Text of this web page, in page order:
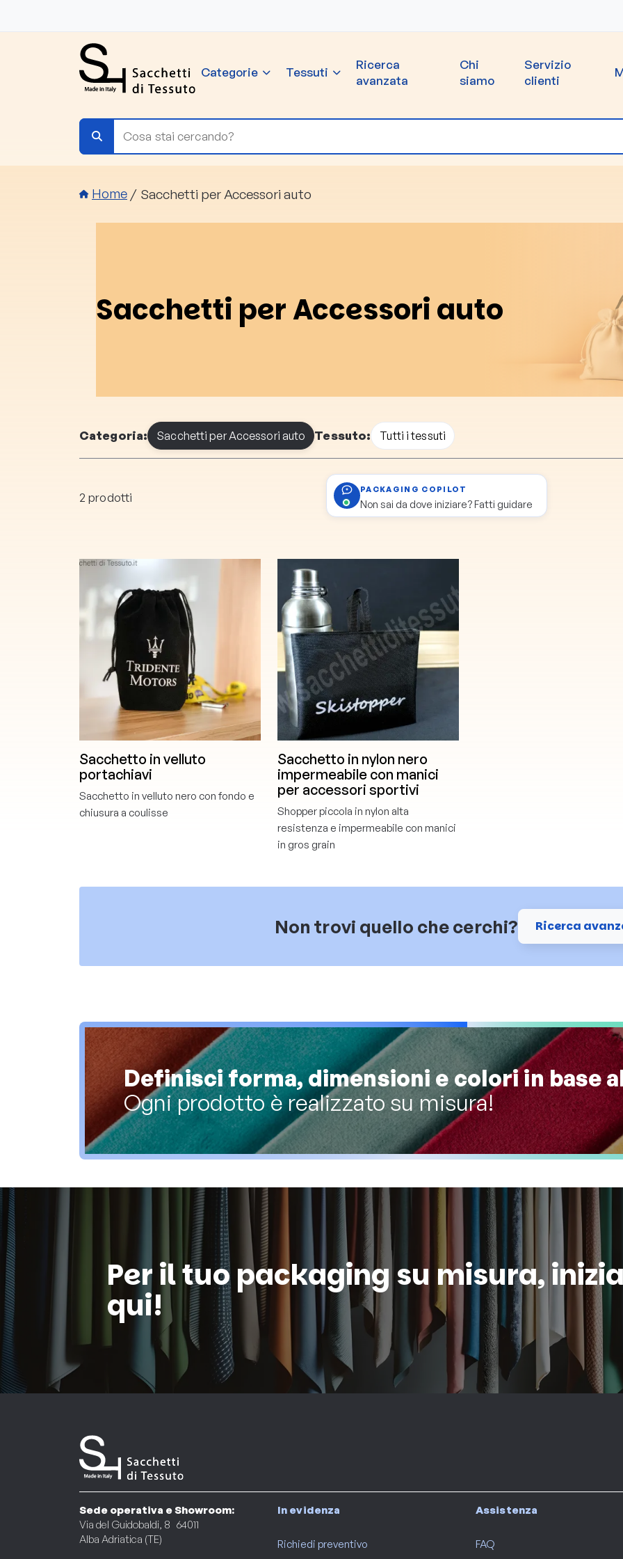
Categorie Tessuti
Ricerca
avanzata
Chi
siamo
Servizio
clienti
Briciole di pane
Home Sacchetti per Accessori auto
Sacchetti per Accessori auto
Categoria: Sacchetti per Accessori auto Tessuto: Tutti i tessuti
2 prodotti
PACKAGING COPILOT
Non sai da dove iniziare? Fatti guidare
Sacchetto in velluto
portachiavi
Sacchetto in velluto nero con fondo e
chiusura a coulisse
Sacchetto in nylon nero
impermeabile con manici
per accessori sportivi
Shopper piccola in nylon alta
resistenza e impermeabile con manici
in gros grain
Non trovi quello che cerchi? Ricerca
Definisci forma, dimensioni e colori in base
Ogni prodotto è realizzato su misura!
Per il tuo packaging su misura,
qui!
Sede operativa e Showroom:
Via del Guidobaldi, 8 64011
Alba Adriatica (TE)
In evidenza
Richiedi preventivo
Assistenza
FAQ